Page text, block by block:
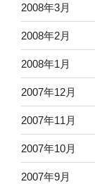
2008年3月
2008年2月
2008年1月
2007年12月
2007年11月
2007年10月
2007年9月